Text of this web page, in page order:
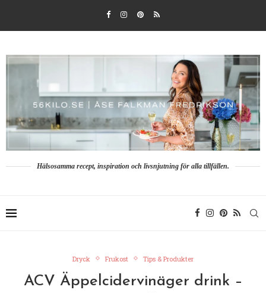
Hälsosamma recept, inspiration och livsnjutning för alla tillfällen.
Dryck Frukost Tips & Produkter
ACV Äppelcidervinäger drink –